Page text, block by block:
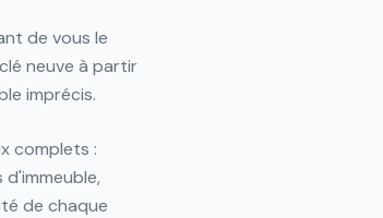
de vous le
neuve à partir
imprécis.
complets :
de chaque